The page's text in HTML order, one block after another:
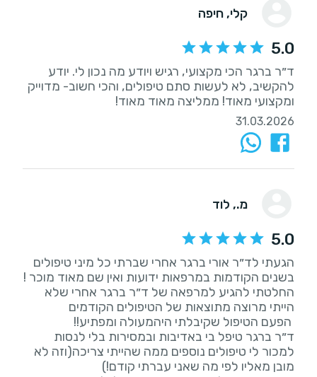
קלי, חיפה
5.0
ד״ר ברגר הכי מקצועי, רגיש ויודע מה נכון לי. יודע
להקשיב, לא לעשות סתם טיפולים, והכי חשוב- מדוייק
ומקצועי מאוד! ממליצה מאוד מאוד!
31.03.2026
מ., לוד
5.0
‏הגעתי לד״ר אורי ברגר אחרי שברתי כל מיני טיפולים
החלטתי להגיע למרפאה של ד״ר ברגר אחרי שלא
‏ד״ר ברגר טיפל בי באדיבות ובמסירות בלי לנסות
למכור לי טיפולים נוספים ממה שהייתי צריכה(וזה לא